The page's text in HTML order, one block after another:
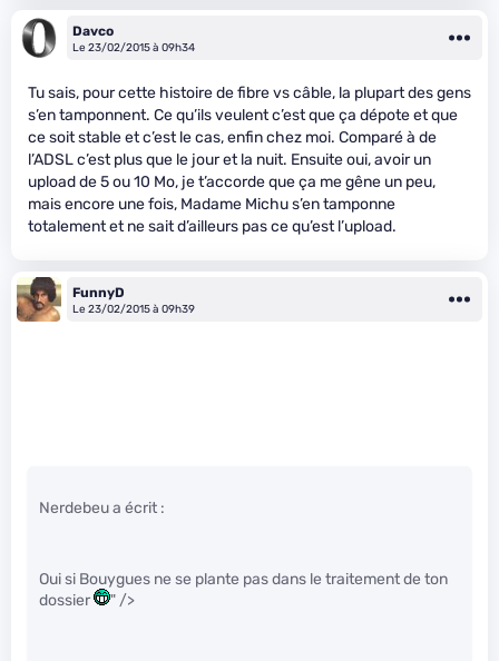
Davco
Le 23/02/2015 à 09h34
Tu sais, pour cette histoire de fibre vs câble, la plupart des gens
s’en tamponnent. Ce qu’ils veulent c’est que ça dépote et que
ce soit stable et c’est le cas, enfin chez moi. Comparé à de
l’ADSL c’est plus que le jour et la nuit. Ensuite oui, avoir un
upload de 5 ou 10 Mo, je t’accorde que ça me gêne un peu,
mais encore une fois, Madame Michu s’en tamponne
totalement et ne sait d’ailleurs pas ce qu’est l’upload.
FunnyD
Le 23/02/2015 à 09h39
Nerdebeu a écrit :
Oui si Bouygues ne se plante pas dans le traitement de ton
dossier
" />